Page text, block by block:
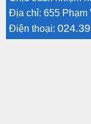
Địa chỉ: 655
Điện thoại: